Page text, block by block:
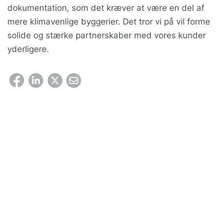
dokumentation, som det kræver at være en del af
mere klimavenlige byggerier. Det tror vi på vil forme
solide og stærke partnerskaber med vores kunder
yderligere.